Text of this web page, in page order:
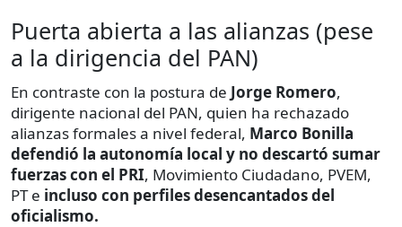
Puerta abierta a las alianzas (pese
a la dirigencia del PAN)
En contraste con la postura de Jorge Romero,
dirigente nacional del PAN, quien ha rechazado
alianzas formales a nivel federal, Marco Bonilla
defendió la autonomía local y no descartó sumar
fuerzas con el PRI, Movimiento Ciudadano, PVEM,
PT e incluso con perfiles desencantados del
oficialismo.